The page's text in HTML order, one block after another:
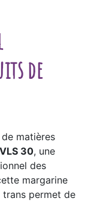
de
matières
30, une
des
margarine
trans permet de